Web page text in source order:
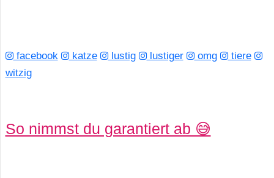
facebook katze lustig lustiger omg
tiere
witzig
So nimmst du garantiert ab 😅